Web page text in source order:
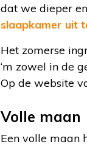
dat we dieper
slaapkamer uit
Het zomerse
‘m zowel in de
Op de website
Volle maan
Een volle maan